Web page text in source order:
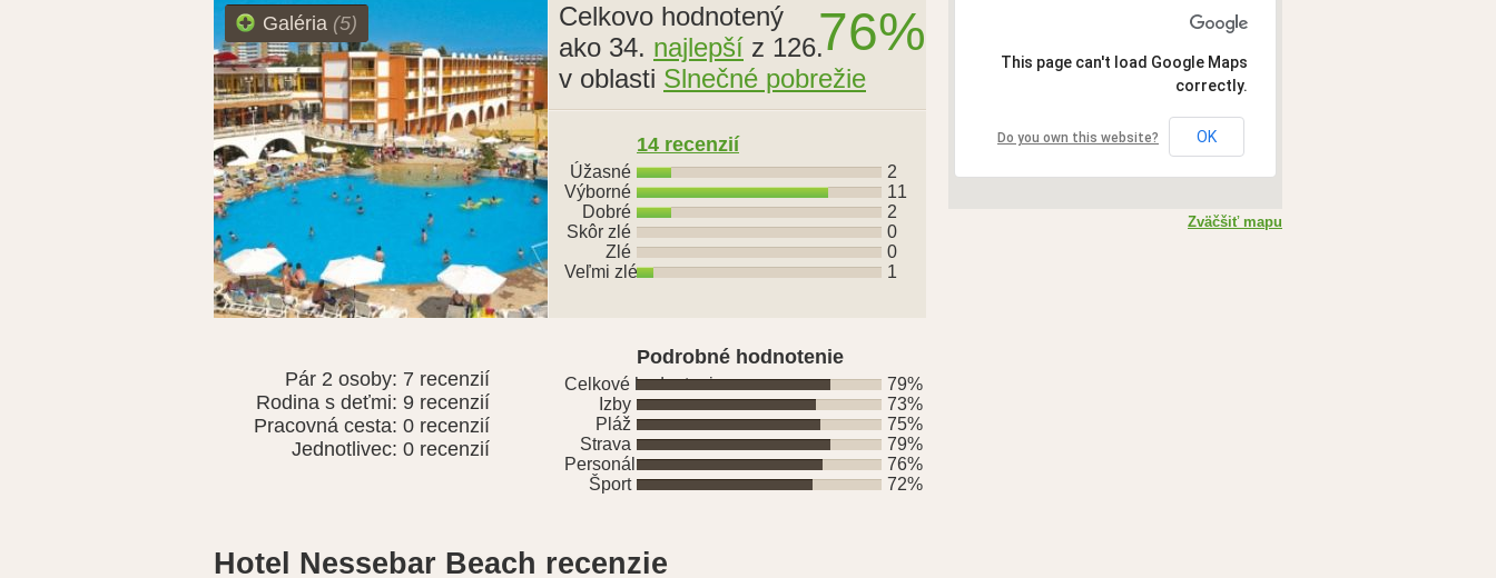
Galéria (5) 76%
Celkovo hodnotený
ako 34. najlepší z 126.
v oblasti Slnečné pobrežie
14 recenzií
Úžasné
2
Výborné
11
Dobré
2
Skôr zlé
0
Zlé
0
Veľmi zlé
1
Pár 2 osoby: 7 recenzií
Rodina s deťmi: 9 recenzií
Pracovná cesta: 0 recenzií
Jednotlivec: 0 recenzií
Podrobné hodnotenie
Celkové hodnotenie
79%
Izby
73%
Pláž
75%
Strava
79%
Personál
76%
Šport
72%
Hotel Nessebar Beach recenzie
This page can't load Google Maps
correctly.
Do you own this website? OK
Zväčšiť mapu